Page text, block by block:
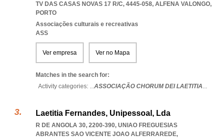
TV DAS CASAS NOVAS 17 R/C, 4445-058, ALFENA VALONGO,
PORTO
Associações culturais e recreativas
ASS
Ver empresa Ver no Mapa
Matches in the search for:
Activity categories: ...ASSOCIAÇÃO CHORUM DEI LAETITIA...
Laetitia Fernandes, Unipessoal, Lda
R DE ANGOLA 30, 2200-390, UNIAO FREGUESIAS
ABRANTES SAO VICENTE JOAO ALFERRAREDE,